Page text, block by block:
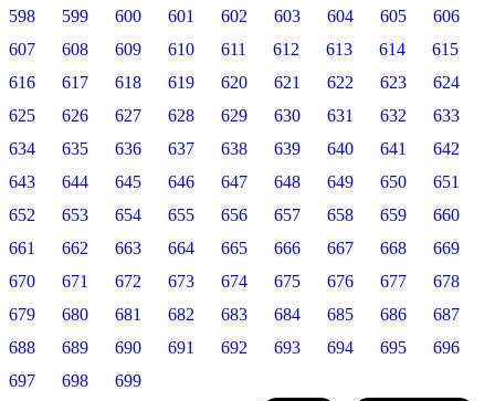
598
599 600 601 602 603 604 605
606
607
608 609 610 611 612 613 614
615
616
617 618 619 620 621 622 623
624
625
626 627 628 629 630 631 632
633
634
635 636 637 638 639 640 641
642
643
644 645 646 647 648 649 650
651
652
653 654 655 656 657 658 659
660
661
662 663 664 665 666 667 668
669
670
671 672 673 674 675 676 677
678
679
680 681 682 683 684 685 686
687
688
689 690 691 692 693 694 695
696
697
698
699